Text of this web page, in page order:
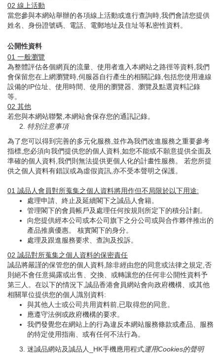
02 線上活動
當您參與本網站舉辦的各項線上活動或進行查詢時,我們會請您提供
姓名、身份證號碼、電話、電郵地址及住址等私密性資料。
公開性資料
01 一般瀏覽
為整體評估各個網頁的流量、使用者進入本網站之路徑等資料,我們
會保留您在上網瀏覽時,伺服器自行產生的相關記錄,包括您使用連線
設備的IP位址、使用時間、使用的瀏覽器、瀏覽及點選資料記錄
等。
02 其他
若您與本網站聯繫,本網站會保存您的通訊記錄。
特別注意事項
為了您可以得到完善的多元化服務,並作為我們改進服務之重要參考
指標,您必須向我們提供您的個人資料,如您不能或不願意提供全面及
準確的個人資料,我們則無法提供更個人化的計畫性服務。 若您所提
供之個人資料有錯誤或為虛假資訊,亦不受本聲明之保護。
01 誠品人會員對所蒐集之個人資料將用作但不局限於以下用途:
處理申請、終止及延續閣下之誠品人會籍。
管理閣下的會員帳戶及處理任何按規則所定下的積分計劃。
向您提供經本公司或本公司旗下之分公司或與合作夥伴推出的
產品推廣優惠。 核實閣下的身分。
處理及跟進服務要求、查詢及投訴。
02 誠品對所蒐集之個人資料的保密責任
誠品將嚴謹的保管您的個人資料,除非經由您的同意或法律之規定,否
則絕不會任意揭露或出售、交換、或轉讓您的任何非公開性資料予
第三人。在以下的情況下,誠品香港會員網站會向政府機構、或其他
相關單位提供您的個人識別資料:
與其他人士或公司共用資料前,已取得您的同意。
應遵守法例或政府機構的要求。
我們發覺您在網站上的行為違反本網站服務條款或產品、服務
的特定使用指南、或有任何不法行為。
迷誠品網站及誠品人_HK手機應用程式運用Cookies的聲明